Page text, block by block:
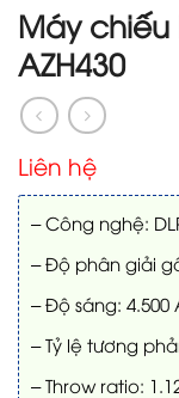
Máy chiếu
AZH430
Liên hệ
– Công nghệ:
– Độ phân giải
– Độ sáng: 4.500
– Tỷ lệ tương
– Throw ratio: